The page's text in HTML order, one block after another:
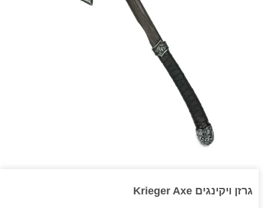
גרזן ויקינגים Krieger Axe